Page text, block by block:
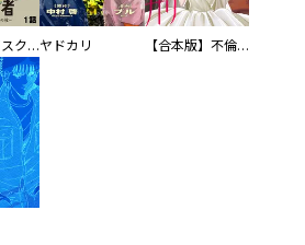
逃亡者～アスクレピオスの杖～ヤドカリ 【合本版】不倫処刑